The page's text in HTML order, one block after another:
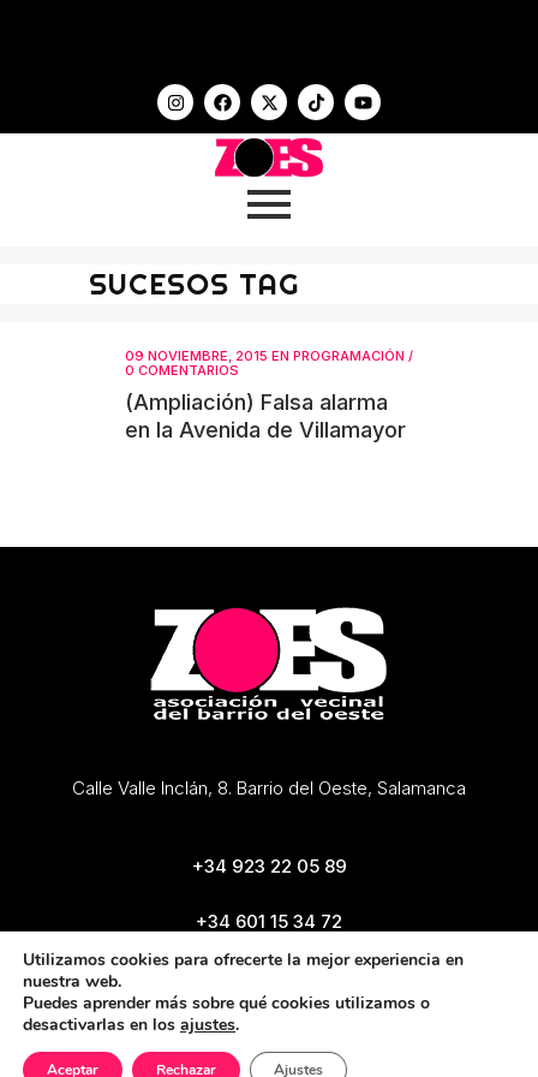
SUCESOS TAG
09 NOVIEMBRE, 2015 EN PROGRAMACIÓN /
0 COMENTARIOS
(Ampliación) Falsa alarma
en la Avenida de Villamayor
Calle Valle Inclán, 8. Barrio del Oeste, Salamanca
+34 923 22 05 89
+34 601 15 34 72
zoes@zoes.es
Utilizamos cookies para ofrecerte la mejor experiencia en
nuestra web.
Puedes aprender más sobre qué cookies utilizamos o
desactivarlas en los ajustes.
Aceptar Rechazar Ajustes